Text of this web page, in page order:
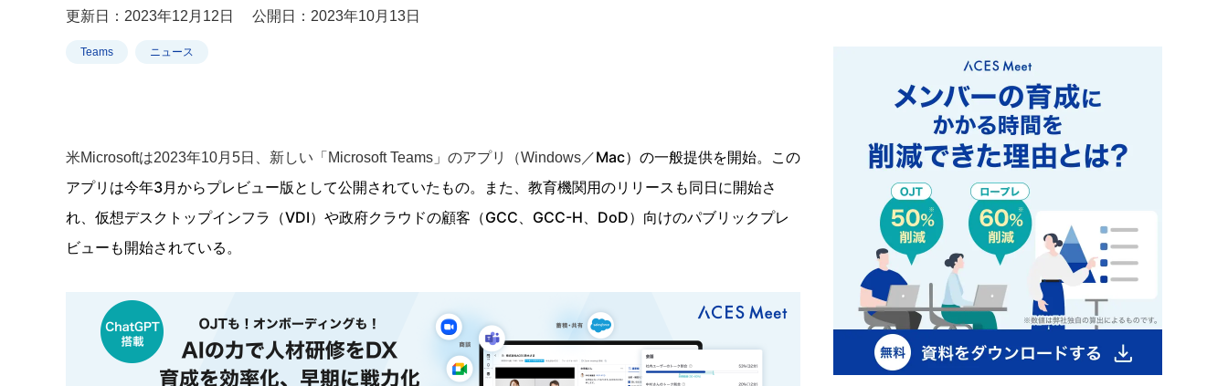
更新日：2023年12月12日 公開日：2023年10月13日
Teams ニュース
米Microsoftは2023年10月5日、新しい「Microsoft Teams」のアプリ（Windows／Mac）の一般提供を開始。この
アプリは今年3月からプレビュー版として公開されていたもの。また、教育機関用のリリースも同日に開始さ
れ、仮想デスクトップインフラ（VDI）や政府クラウドの顧客（GCC、GCC-H、DoD）向けのパブリックプレ
ビューも開始されている。